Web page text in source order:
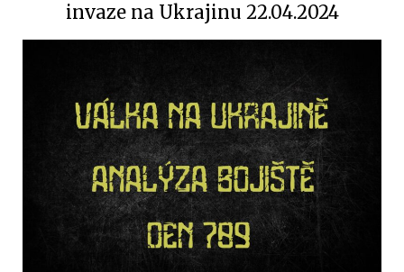
invaze na Ukrajinu 22.04.2024